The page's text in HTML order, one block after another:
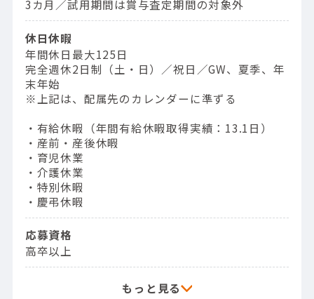
3カ月／試用期間は賞与査定期間の対象外
休日休暇
年間休日最大125日
完全週休2日制（土・日）／祝日／GW、夏季、年
末年始
※上記は、配属先のカレンダーに準ずる
・有給休暇（年間有給休暇取得実績：13.1日）
・産前・産後休暇
・育児休業
・介護休業
・特別休暇
・慶弔休暇
応募資格
高卒以上